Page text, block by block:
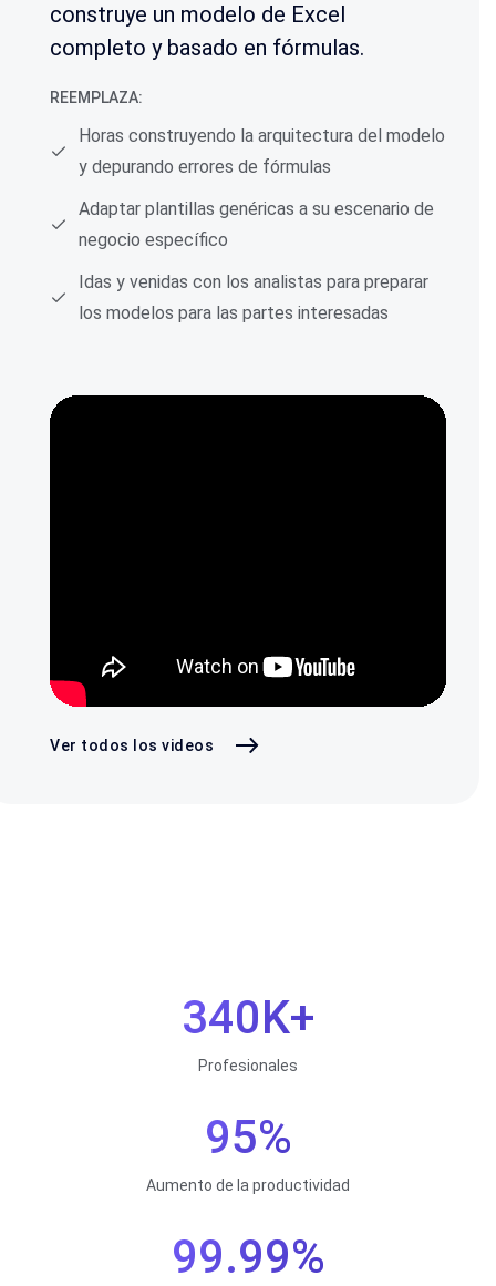
construye un modelo de Excel
completo y basado en fórmulas.
REEMPLAZA:
Horas construyendo la arquitectura del modelo
y depurando errores de fórmulas
Adaptar plantillas genéricas a su escenario de
negocio específico
Idas y venidas con los analistas para preparar
los modelos para las partes interesadas
Ver todos los videos
340K+
Profesionales
95%
Aumento de la productividad
99.99%